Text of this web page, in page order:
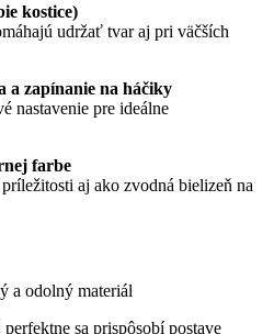
kostice)
udržať tvar aj pri väčších
a zapínanie na háčiky
nastavenie pre ideálne
farbe
aj ako zvodná bielizeň na
a odolný materiál
sa prispôsobí postave